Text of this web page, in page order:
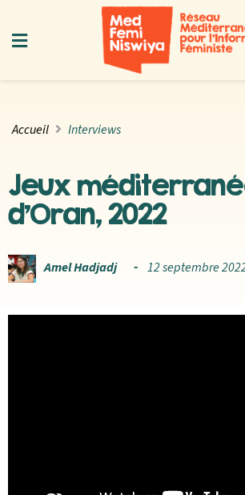
Accueil Interviews
Jeux
d’Oran, 2022
Amel Hadjadj 12 septembre